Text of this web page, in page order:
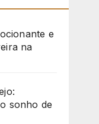
e
na
sonho de